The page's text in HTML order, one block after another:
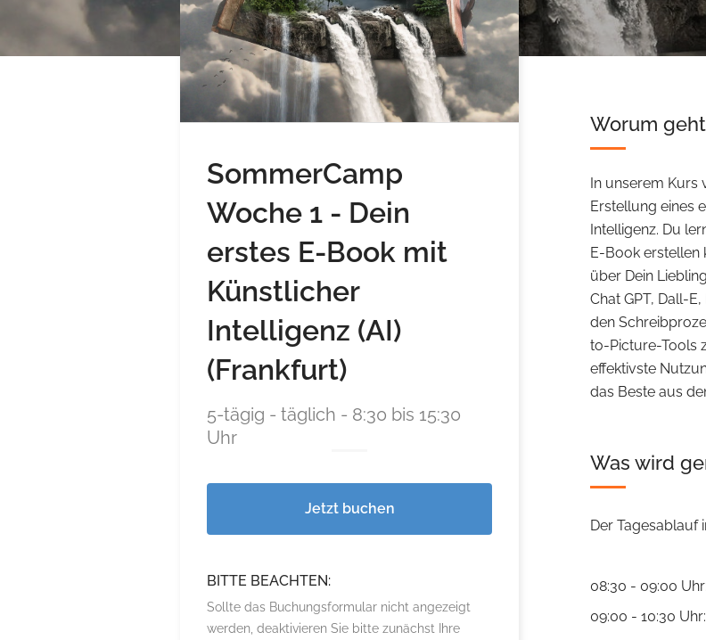
SommerCamp
Woche 1 - Dein
erstes E-Book mit
Künstlicher
Intelligenz (AI)
(Frankfurt)
5-tägig - täglich - 8:30 bis 15:30
Uhr
Jetzt buchen
BITTE BEACHTEN:
Sollte das Buchungsformular nicht angezeigt
werden, deaktivieren Sie bitte zunächst Ihre
Worum
In unserem Kurs
Erstellung eines
Intelligenz. Du
E-Book erstellen
über Dein
Chat GPT, Dall-
den
to-Picture-Tools
effektivste
das Beste aus
Was wird
Der Tagesablauf
08:30 - 09:00
09:00 - 10:30